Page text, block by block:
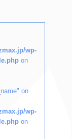
wp-
on
on
wp-
on